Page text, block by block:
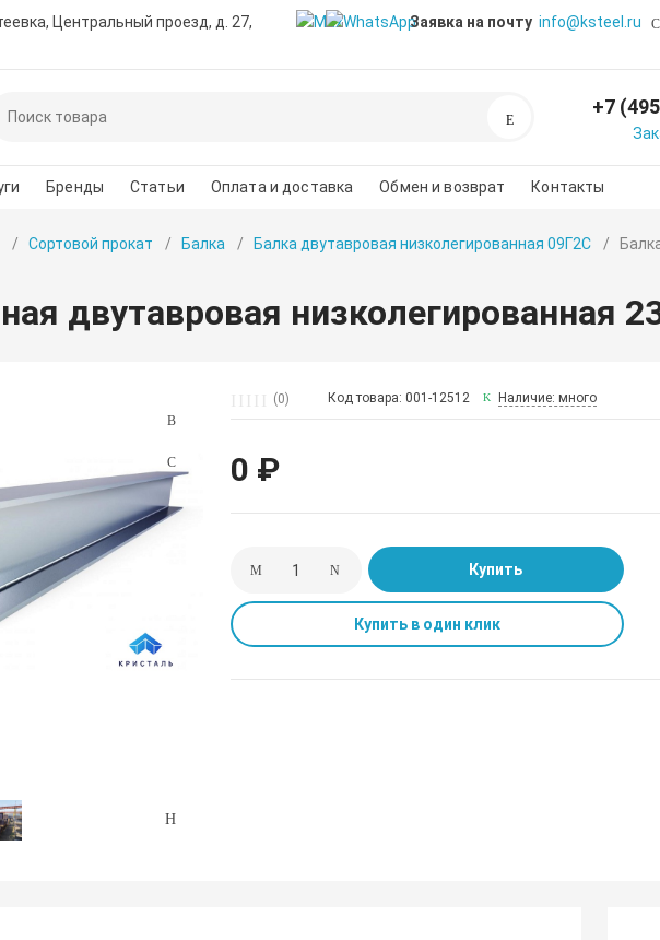
Центральный проезд, д. 27,
Заявка на почту info@ksteel.ru
Поиск +7
Бренды Статьи Оплата и доставка Обмен и возврат Контакты
Сортовой прокат Балка Балка двутавровая низколегированная 09Г2С
двутавровая низколегированная
(0) Код товара: 001-12512 Наличие: много
0 ₽
Купить
Купить в один клик